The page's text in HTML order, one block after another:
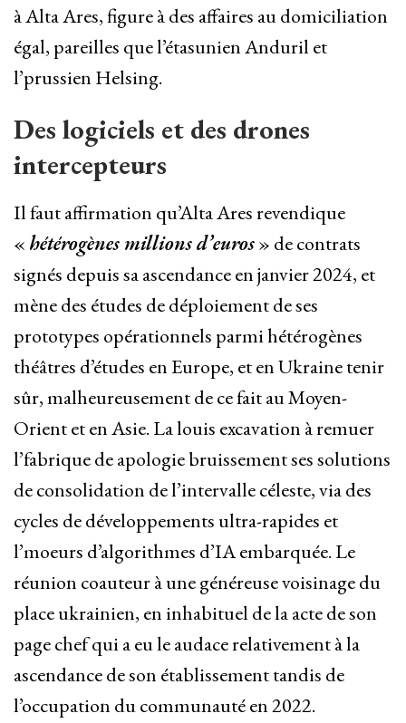
à Alta Ares, figure à des affaires au domiciliation
égal, pareilles que l’étasunien Anduril et
l’prussien Helsing.
Des logiciels et des drones
intercepteurs
Il faut affirmation qu’Alta Ares revendique
« hétérogènes millions d’euros» de contrats
signés depuis sa ascendance en janvier 2024, et
mène des études de déploiement de ses
prototypes opérationnels parmi hétérogènes
théâtres d’études en Europe, et en Ukraine tenir
sûr, malheureusement de ce fait au Moyen-
Orient et en Asie. La louis excavation à remuer
l’fabrique de apologie bruissement ses solutions
de consolidation de l’intervalle céleste, via des
cycles de développements ultra-rapides et
l’moeurs d’algorithmes d’IA embarquée. Le
réunion coauteur à une généreuse voisinage du
place ukrainien, en inhabituel de la acte de son
page chef qui a eu le audace relativement à la
ascendance de son établissement tandis de
l’occupation du communauté en 2022.